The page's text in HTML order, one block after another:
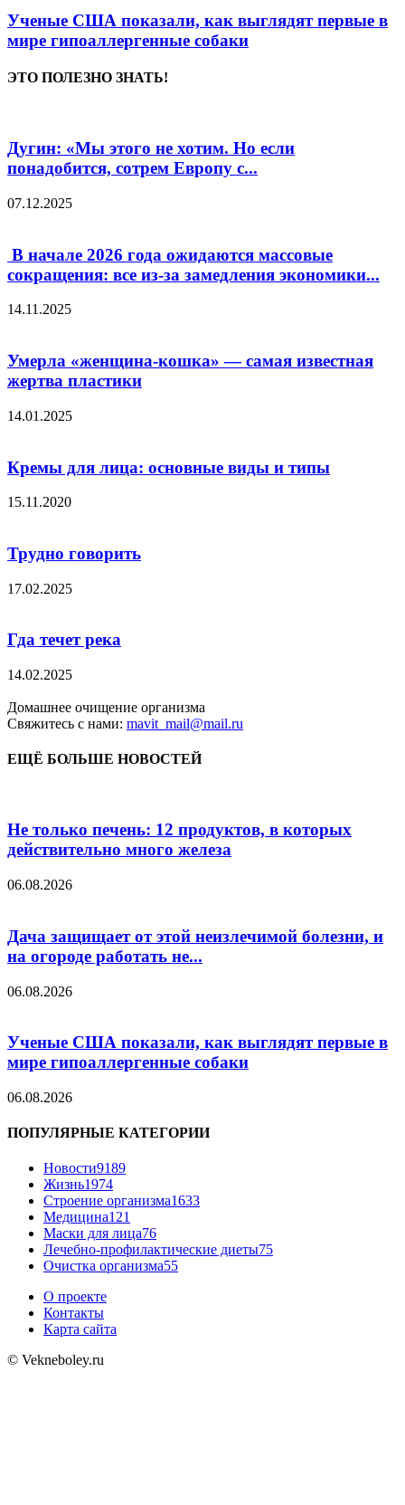
Ученые США показали, как выглядят первые в
мире гипоаллергенные собаки
ЭТО ПОЛЕЗНО ЗНАТЬ!
Дугин: «Мы этого не хотим. Но если
понадобится, сотрем Европу с...
07.12.2025
В начале 2026 года ожидаются массовые
сокращения: все из-за замедления экономики...
14.11.2025
Умерла «женщина-кошка» — самая известная
жертва пластики
14.01.2025
Кремы для лица: основные виды и типы
15.11.2020
Трудно говорить
17.02.2025
Гда течет река
14.02.2025
Домашнее очищение организма
Свяжитесь с нами: mavit_mail@mail.ru
ЕЩЁ БОЛЬШЕ НОВОСТЕЙ
Не только печень: 12 продуктов, в которых
действительно много железа
06.08.2026
Дача защищает от этой неизлечимой болезни, и
на огороде работать не...
06.08.2026
Ученые США показали, как выглядят первые в
мире гипоаллергенные собаки
06.08.2026
ПОПУЛЯРНЫЕ КАТЕГОРИИ
Новости9189
Жизнь1974
Строение организма1633
Медицина121
Маски для лица76
Лечебно-профилактические диеты75
Очистка организма55
О проекте
Контакты
Карта сайта
© Vekneboley.ru